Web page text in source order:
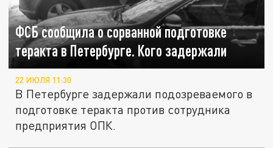
ФСБ сообщила о сорванной подготовке
теракта в Петербурге. Кого задержали
22 ИЮЛЯ 11:30
В Петербурге задержали подозреваемого в
подготовке теракта против сотрудника
предприятия ОПК.